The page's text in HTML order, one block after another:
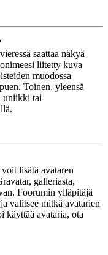
saattaa näkyä
liitetty kuva
muodossa
Toinen, yleensä
uniikki tai
lisätä avataren
galleriasta,
Foorumin ylläpitäjä
valitsee mitkä avatarien
käyttää avataria, ota